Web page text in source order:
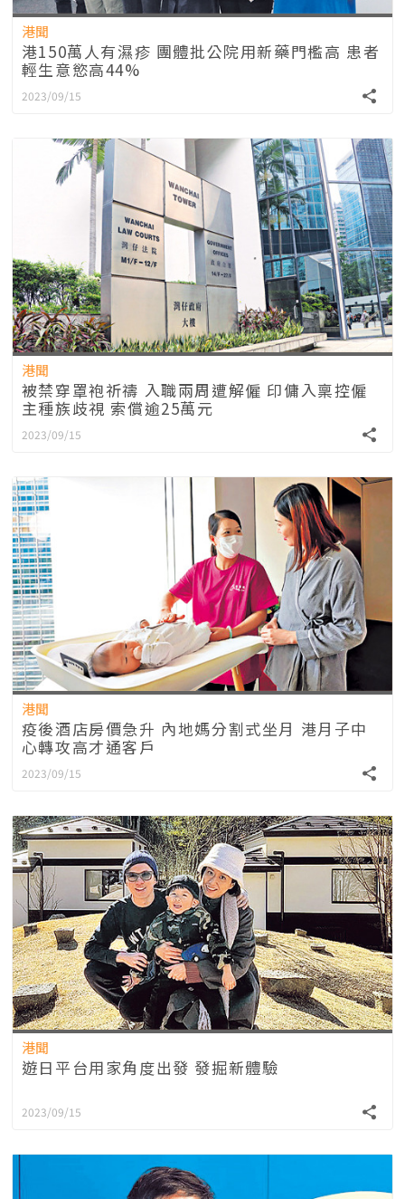
港聞
港150萬人有濕疹 團體批公院用新藥門檻高 患者
輕生意慾高44%
2023/09/15
港聞
被禁穿罩袍祈禱 入職兩周遭解僱 印傭入稟控僱
主種族歧視 索償逾25萬元
2023/09/15
港聞
疫後酒店房價急升 內地媽分割式坐月 港月子中
心轉攻高才通客戶
2023/09/15
港聞
遊日平台用家角度出發 發掘新體驗
2023/09/15